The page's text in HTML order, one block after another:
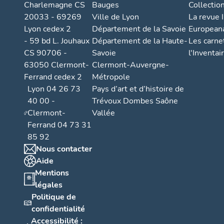
Charlemagne CS
20033 - 69269
Lyon cedex 2
- 59 bd L. Jouhaux
CS 90706 -
63050 Clermont-
Ferrand cedex 2
Lyon 04 26 73
40 00 -
Clermont-
Ferrand 04 73 31
85 92
Nous contacter
Aide
Mentions
légales
Politique de
confidentialité
Accessibilité :
Bauges
Ville de Lyon
Département de la Savoie
Département de la Haute-
Savoie
Clermont-Auvergne-
Métropole
Pays d’art et d’histoire de
Trévoux Dombes Saône
Vallée
La revue
Les